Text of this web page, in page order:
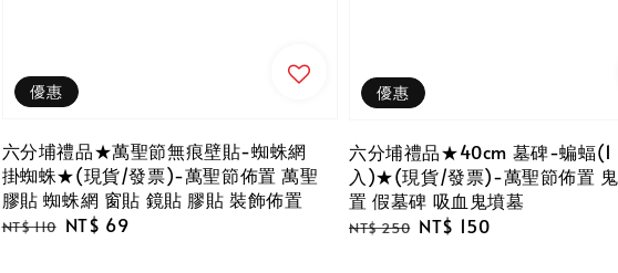
優惠
六分埔禮品★萬聖節無痕壁貼-蜘蛛網
掛蜘蛛★(現貨/發票)-萬聖節佈置 萬聖
膠貼 蜘蛛網 窗貼 鏡貼 膠貼 裝飾佈置
Regular
NT$ 110 Sale
NT$ 69
優惠
六分埔禮品★40cm 墓碑-蝙蝠(1
入)★(現貨/發票)-萬聖節佈置
置 假墓碑 吸血鬼墳墓
Regular
NT$ 250 Sale
NT$ 150